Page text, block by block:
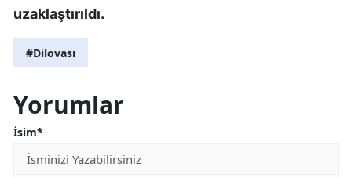
uzaklaştırıldı.
#Dilovası
Yorumlar
İsim*